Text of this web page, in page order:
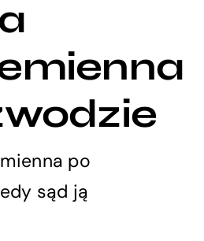
po
sąd ją